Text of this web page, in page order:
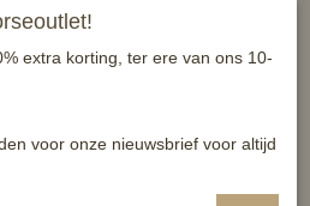
extra korting, ter ere van ons 10-
voor onze nieuwsbrief voor altijd